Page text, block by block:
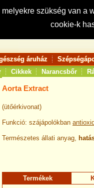
szükség van
cookie-k
Keresés:
áruház
Cikkek Narancsbőr
Aorta Extract
(ütőérkivonat)
Funkció: szájápolókban
Természetes állati anyag,
Termékek